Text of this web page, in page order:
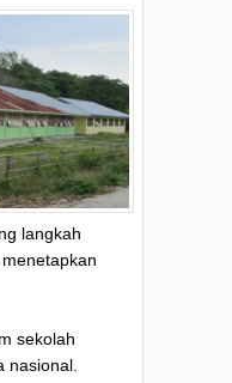
langkah
sekolah
nasional.